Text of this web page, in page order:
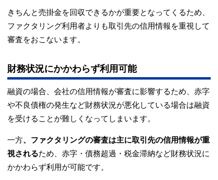
きちんと売掛金を回収できるかが重要となってくるため、
ファクタリング利用者よりも取引先の信用情報を重視して
審査をおこないます。
財務状況にかかわらず利用可能
融資の場合、会社の信用情報が審査に影響するため、赤字
や不良債権の発生など財務状況が悪化している場合は融資
を受けることが難しくなってしまいます。
一方 、ファクタリングの審査は主に取引先の信用情報が重
視されるため、赤字・債務超過・税金滞納など財務状況に
かかわらず利用が可能です。